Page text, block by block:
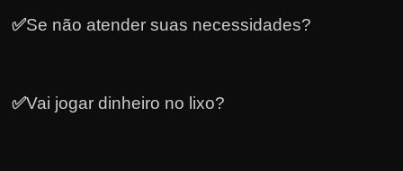
✅Se não atender suas necessidades?
✅Vai jogar dinheiro no lixo?